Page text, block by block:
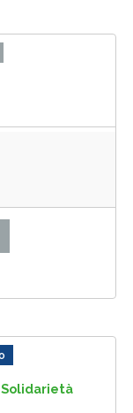
Solidarietà